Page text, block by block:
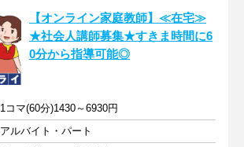
【オンライン家庭教師】≪在宅≫
★社会人講師募集★すきま時間に6
0分から指導可能◎
1コマ(60分)1430～6930円
アルバイト・パート